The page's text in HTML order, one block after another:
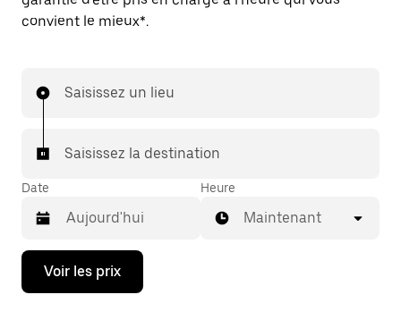
convient le mieux*.
Saisissez un lieu
Saisissez la destination
Date
Appuyez
la
Heure
Maintenant
Voir les prix